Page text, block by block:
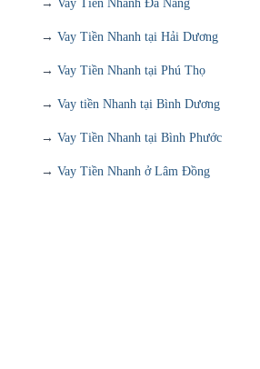
→ Vay Tiền Nhanh Đà Nẵng
→ Vay Tiền Nhanh tại Hải Dương
→ Vay Tiền Nhanh tại Phú Thọ
→ Vay tiền Nhanh tại Bình Dương
→ Vay Tiền Nhanh tại Bình Phước
→ Vay Tiền Nhanh ở Lâm Đồng